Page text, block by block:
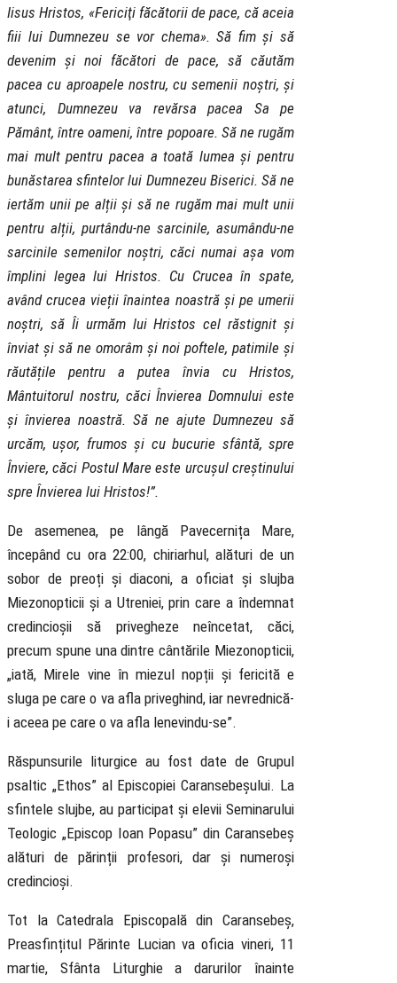
Iisus Hristos, «Fericiţi făcătorii de pace, că aceia
fiii lui Dumnezeu se vor chema». Să fim și să
devenim și noi făcători de pace, să căutăm
pacea cu aproapele nostru, cu semenii noștri, și
atunci, Dumnezeu va revărsa pacea Sa pe
Pământ, între oameni, între popoare. Să ne rugăm
mai mult pentru pacea a toată lumea și pentru
bunăstarea sfintelor lui Dumnezeu Biserici. Să ne
iertăm unii pe alții și să ne rugăm mai mult unii
pentru alții, purtându-ne sarcinile, asumându-ne
sarcinile semenilor noștri, căci numai așa vom
împlini legea lui Hristos. Cu Crucea în spate,
având crucea vieții înaintea noastră și pe umerii
noștri, să Îi urmăm lui Hristos cel răstignit și
înviat și să ne omorâm și noi poftele, patimile și
răutățile pentru a putea învia cu Hristos,
Mântuitorul nostru, căci Învierea Domnului este
și învierea noastră. Să ne ajute Dumnezeu să
urcăm, ușor, frumos și cu bucurie sfântă, spre
Înviere, căci Postul Mare este urcușul creștinului
spre Învierea lui Hristos!”.
De asemenea, pe lângă Pavecernița Mare,
începând cu ora 22:00, chiriarhul, alături de un
sobor de preoți și diaconi, a oficiat și slujba
Miezonopticii și a Utreniei, prin care a îndemnat
credincioșii să privegheze neîncetat, căci,
precum spune una dintre cântările Miezonopticii,
„iată, Mirele vine în miezul nopții și fericită e
sluga pe care o va afla priveghind, iar nevrednică-
i aceea pe care o va afla lenevindu-se”.
Răspunsurile liturgice au fost date de Grupul
psaltic „Ethos” al Episcopiei Caransebeșului. La
sfintele slujbe, au participat și elevii Seminarului
Teologic „Episcop Ioan Popasu” din Caransebeș
alături de părinții profesori, dar și numeroși
credincioși.
Tot la Catedrala Episcopală din Caransebeș,
Preasfințitul Părinte Lucian va oficia vineri, 11
martie, Sfânta Liturghie a darurilor înainte